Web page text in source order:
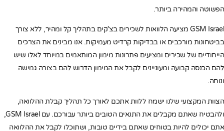
הפשוטה והמהירה ביותר.
GSM Israel מציעה הלוואות לשכירים בצ'קים בתהליך קל ומהיר, ללא צורך
בביטחונות מורכבים או בבדיקות קרדיט מעמיקות. אנו מבינים את הצרכים
הייחודיים של שכירים ומציעים פתרונות מימון המותאמים במיוחד לאלו שיש
להם הכנסה קבועה ומעוניינים לקבל את המימון הדרוש להם בצורה גמישה
ונוחה.
הצוות המקצועי שלנו ישמח ללוות אתכם לאורך כל תהליך קבלת ההלוואה,
ולהבטיח שאתם מקבלים את התנאים הטובים ביותר עבורכם. עם GSM Israel,
אתם יכולים להיות בטוחים שאתם בידיים טובות, ושתוכלו לקבל את ההלוואה